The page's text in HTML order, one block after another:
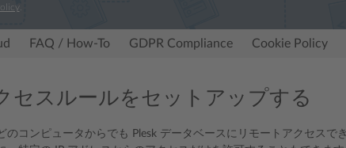
.
FAQ / How-To GDPR Compliance Cookie Policy
セスルールをセットアップする
のコンピュータからでも Plesk データベースにリモートアクセスで